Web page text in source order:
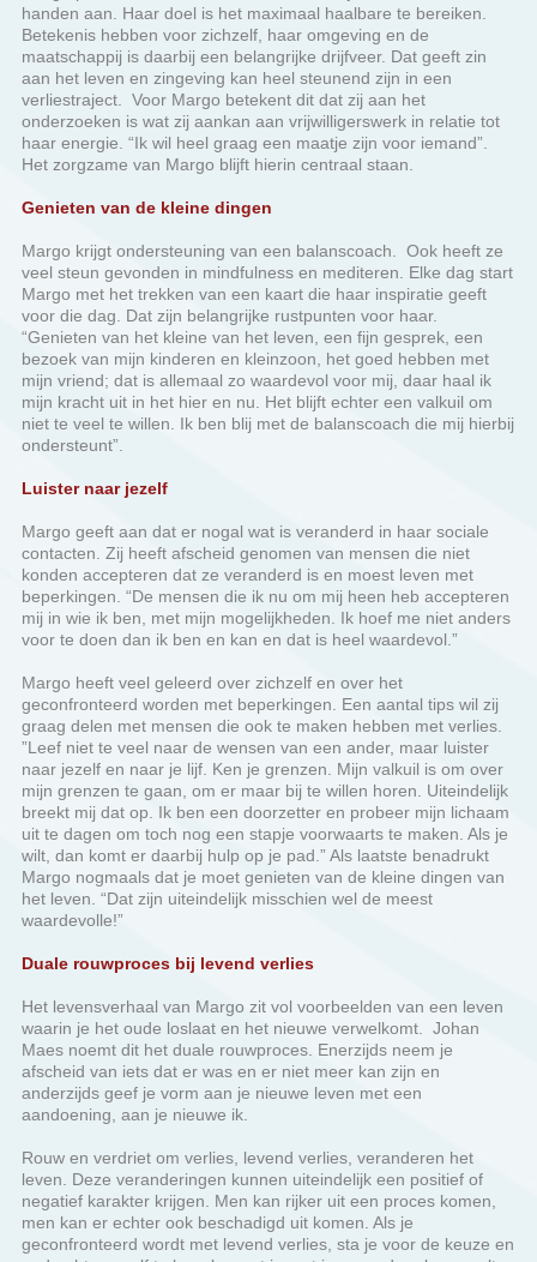
Het zorgzame van Margo blijft hierin centraal staan.
Genieten van de kleine dingen
Margo krijgt ondersteuning van een balanscoach. Ook heeft ze
veel steun gevonden in mindfulness en mediteren. Elke dag start
Margo met het trekken van een kaart die haar inspiratie geeft
voor die dag. Dat zijn belangrijke rustpunten voor haar.
“Genieten van het kleine van het leven, een fijn gesprek, een
bezoek van mijn kinderen en kleinzoon, het goed hebben met
mijn vriend; dat is allemaal zo waardevol voor mij, daar haal ik
mijn kracht uit in het hier en nu. Het blijft echter een valkuil om
niet te veel te willen. Ik ben blij met de balanscoach die mij hierbij
ondersteunt”.
Luister naar jezelf
Margo geeft aan dat er nogal wat is veranderd in haar sociale
contacten. Zij heeft afscheid genomen van mensen die niet
konden accepteren dat ze veranderd is en moest leven met
beperkingen. “De mensen die ik nu om mij heen heb accepteren
mij in wie ik ben, met mijn mogelijkheden. Ik hoef me niet anders
voor te doen dan ik ben en kan en dat is heel waardevol.”
Margo heeft veel geleerd over zichzelf en over het
geconfronteerd worden met beperkingen. Een aantal tips wil zij
graag delen met mensen die ook te maken hebben met verlies.
”Leef niet te veel naar de wensen van een ander, maar luister
naar jezelf en naar je lijf. Ken je grenzen. Mijn valkuil is om over
mijn grenzen te gaan, om er maar bij te willen horen. Uiteindelijk
breekt mij dat op. Ik ben een doorzetter en probeer mijn lichaam
uit te dagen om toch nog een stapje voorwaarts te maken. Als je
wilt, dan komt er daarbij hulp op je pad.” Als laatste benadrukt
Margo nogmaals dat je moet genieten van de kleine dingen van
het leven. “Dat zijn uiteindelijk misschien wel de meest
waardevolle!”
Duale rouwproces bij levend verlies
Het levensverhaal van Margo zit vol voorbeelden van een leven
waarin je het oude loslaat en het nieuwe verwelkomt. Johan
Maes noemt dit het duale rouwproces. Enerzijds neem je
afscheid van iets dat er was en er niet meer kan zijn en
anderzijds geef je vorm aan je nieuwe leven met een
aandoening, aan je nieuwe ik.
Rouw en verdriet om verlies, levend verlies, veranderen het
leven. Deze veranderingen kunnen uiteindelijk een positief of
negatief karakter krijgen. Men kan rijker uit een proces komen,
men kan er echter ook beschadigd uit komen. Als je
geconfronteerd wordt met levend verlies, sta je voor de keuze en
opdracht om zelf te bepalen wat je met jouw verdere leven zult
doen. Bij levend verlies houdt dit proces niet op. Er ontstaan
nieuwe situaties in het leven, zoals bijvoorbeeld bij achteruitgang
van de aandoening, waardoor je opnieuw dit proces ingaat en je
je hebt te verhouden tot de dan geldende situatie. Rouw bij